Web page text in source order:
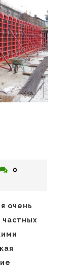
0
очень
частных